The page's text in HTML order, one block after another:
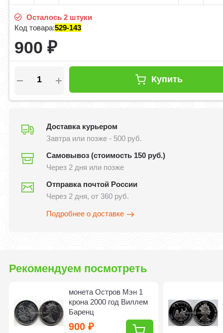
Осталось 2 штуки
Код товара:529-143
900₽
Купить
Доставка курьером
Завтра или позже - 500 руб.
Самовывоз (стоимость 150 руб.)
Через 2 дня или позже
Отправка почтой России
Через 2 дня, от 360 руб.
Подробнее о доставке
Рекомендуем посмотреть
монета Остров Мэн 1
крона 2000 год Виллем
Баренц
900₽